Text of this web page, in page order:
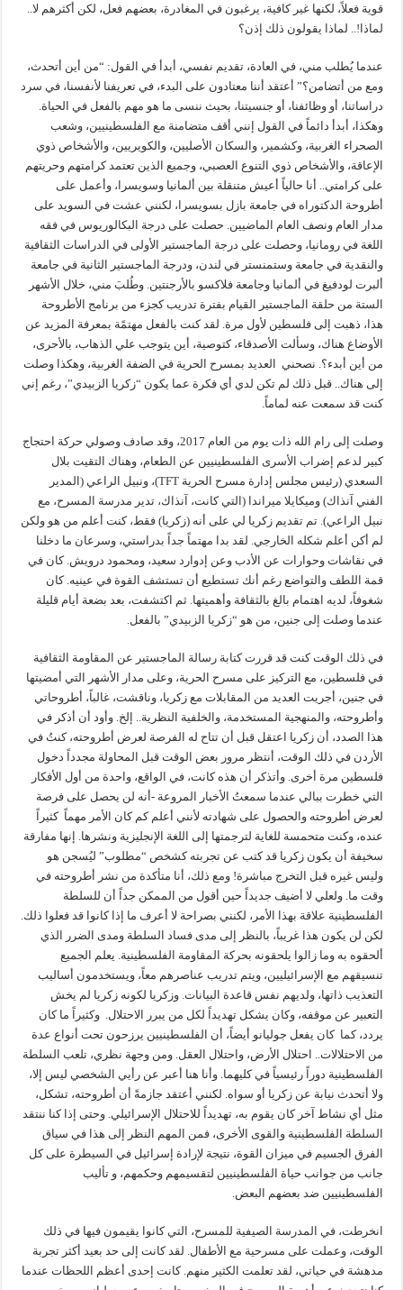
قوية فعلاً، لكنها غير كافية، يرغبون في المغادرة، بعضهم فعل، لكن أكثرهم لا..
لماذا!.. لماذا يقولون ذلك إذن؟
عندما يُطلب مني، في العادة، تقديم نفسي، أبدأ في القول: “من أين أتحدث،
ومع من أتضامن؟” أعتقد أننا معتادون على البدء، في تعريفنا لأنفسنا، في سرد
دراساتنا، أو وظائفنا، أو جنسيتنا، بحيث ننسى ما هو مهم بالفعل في الحياة.
وهكذا، أبدأ دائماً في القول إنني أقف متضامنة مع الفلسطينيين، وشعب
الصحراء الغربية، وكشمير، والسكان الأصليين، والكويريين، والأشخاص ذوي
الإعاقة، والأشخاص ذوي التنوع العصبي، وجميع الذين تعتمد كرامتهم وحريتهم
على كرامتي.. أنا حالياً أعيش متنقلة بين ألمانيا وسويسرا، وأعمل على
أطروحة الدكتوراه في جامعة بازل بسويسرا، لكنني عشت في السويد على
مدار العام ونصف العام الماضيين. حصلت على درجة البكالوريوس في فقه
اللغة في رومانيا، وحصلت على درجة الماجستير الأولى في الدراسات الثقافية
والنقدية في جامعة وستمنستر في لندن، ودرجة الماجستير الثانية في جامعة
ألبرت لودفيغ في ألمانيا وجامعة فلاكسو بالأرجنتين. وطُلبَ مني، خلال الأشهر
الستة من حلقة الماجستير القيام بفترة تدريب كجزء من برنامج الأطروحة
هذا، ذهبت إلى فلسطين لأول مرة. لقد كنت بالفعل مهتمًة بمعرفة المزيد عن
الأوضاع هناك، وسألت الأصدقاء، كتوصية، أين يتوجب علي الذهاب، بالأحرى،
من أين أبدء؟. نصحني العديد بمسرح الحرية في الضفة الغربية، وهكذا وصلت
إلى هناك.. قبل ذلك لم تكن لدي أي فكرة عما يكون “زكريا الزبيدي”، رغم إني
كنت قد سمعت عنه لماماً.
وصلت إلى رام الله ذات يوم من العام 2017، وقد صادف وصولي حركة احتجاج
كبير لدعم إضراب الأسرى الفلسطينيين عن الطعام، وهناك التقيت بلال
السعدي (رئيس مجلس إدارة مسرح الحرية TFT)، ونبيل الراعي (المدير
الفني آنذاك) وميكايلا ميراندا (التي كانت، آنذاك، تدير مدرسة المسرح، مع
نبيل الراعي). تم تقديم زكريا لي على أنه (زكريا) فقط، كنت أعلم من هو ولكن
لم أكن أعلم شكله الخارجي. لقد بدا مهتماً جداً بدراستي، وسرعان ما دخلنا
في نقاشات وحوارات عن الأدب وعن إدوارد سعيد، ومحمود درويش. كان في
قمة اللطف والتواضع رغم أنك تستطيع أن تستشف القوة في عينيه. كان
شغوفاً، لديه اهتمام بالغ بالثقافة وأهميتها. ثم اكتشفت، بعد بضعة أيام قليلة
عندما وصلت إلى جنين، من هو “زكريا الزبيدي” بالفعل.
في ذلك الوقت كنت قد قررت كتابة رسالة الماجستير عن المقاومة الثقافية
في فلسطين، مع التركيز على مسرح الحرية، وعلى مدار الأشهر التي أمضيتها
في جنين، أجريت العديد من المقابلات مع زكريا، وناقشت، غالباً، أطروحاتي
وأطروحته، والمنهجية المستخدمة، والخلفية النظرية.. إلخ. وأود أن أذكر في
هذا الصدد، أن زكريا اعتقل قبل أن تتاح له الفرصة لعرض أطروحته، كنتُ في
الأردن في ذلك الوقت، أنتظر مرور بعض الوقت قبل المحاولة مجدداً دخول
فلسطين مرة أخرى. وأتذكر أن هذه كانت، في الواقع، واحدة من أول الأفكار
التي خطرت ببالي عندما سمعتُ الأخبار المروعة -أنه لن يحصل على فرصة
لعرض أطروحته والحصول على شهادته لأنني أعلم كم كان الأمر مهماً كثيراً
عنده، وكنت متحمسة للغاية لترجمتها إلى اللغة الإنجليزية ونشرها. إنها مفارقة
سخيفة أن يكون زكريا قد كتب عن تجربته كشخص “مطلوب” ليُسجن هو
وليس غيره قبل التخرج مباشرة! ومع ذلك، أنا متأكدة من نشر أطروحته في
وقت ما. ولعلي لا أضيف جديداً حين أقول من الممكن جداً أن للسلطة
الفلسطينية علاقة بهذا الأمر، لكنني بصراحة لا أعرف ما إذا كانوا قد فعلوا ذلك.
لكن لن يكون هذا غريباً، بالنظر إلى مدى فساد السلطة ومدى الضرر الذي
ألحقوه به وما زالوا يلحقونه بحركة المقاومة الفلسطينية. يعلم الجميع
تنسيقهم مع الإسرائيليين، ويتم تدريب عناصرهم معاً، ويستخدمون أساليب
التعذيب ذاتها، ولديهم نفس قاعدة البيانات. وزكريا لكونه زكريا لم يخش
التعبير عن موقفه، وكان يشكل تهديداً لكل من يبرر الاحتلال. وكثيراً ما كان
يردد، كما كان يفعل جوليانو أيضاً، أن الفلسطينيين يرزحون تحت أنواع عدة
من الاحتلالات.. احتلال الأرض، واحتلال العقل. ومن وجهة نظري، تلعب السلطة
الفلسطينية دوراً رئيسياً في كليهما. وأنا هنا أعبر عن رأيي الشخصي ليس إلا،
ولا أتحدث نيابة عن زكريا أو سواه. لكنني أعتقد جازمةً أن أطروحته، تشكل،
مثل أي نشاط آخر كان يقوم به، تهديداً للاحتلال الإسرائيلي. وحتى إذا كنا ننتقد
السلطة الفلسطينية والقوى الأخرى، فمن المهم النظر إلى هذا في سياق
الفرق الجسيم في ميزان القوة، نتيجة لإرادة إسرائيل في السيطرة على كل
جانب من جوانب حياة الفلسطينيين لتقسيمهم وحكمهم، و تأليب
الفلسطينيين ضد بعضهم البعض.
انخرطت، في المدرسة الصيفية للمسرح، التي كانوا يقيمون فيها في ذلك
الوقت، وعملت على مسرحية مع الأطفال. لقد كانت إلى حد بعيد أكثر تجربة
مدهشة في حياتي، لقد تعلمت الكثير منهم. كانت إحدى أعظم اللحظات عندما